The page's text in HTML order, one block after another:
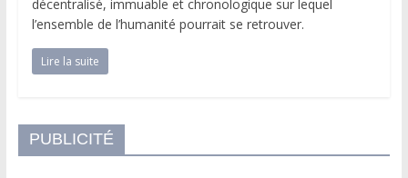
décentralisé, immuable et chronologique sur lequel
l’ensemble de l’humanité pourrait se retrouver.
Lire la suite
PUBLICITÉ